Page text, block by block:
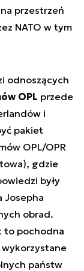
przestrzeń
NATO w tym
odnoszących
OPL przede
i
pakiet
OPL/OPR
gdzie
były
Josepha
obrad.
to pochodna
wykorzystane
państw